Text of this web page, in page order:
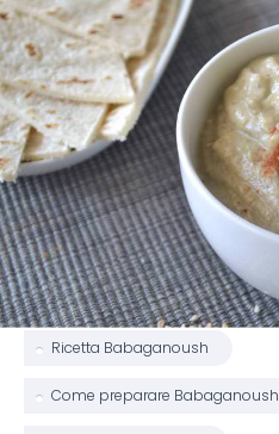
Ricetta Babaganoush
Come preparare Babaganoush